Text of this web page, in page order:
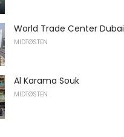
World Trade Center Dubai
MIDTØSTEN
Al Karama Souk
MIDTØSTEN